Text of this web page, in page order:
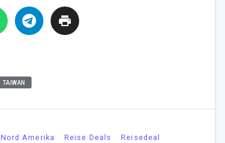
TAIWAN
Nord Amerika Reise Deals Reisedeal